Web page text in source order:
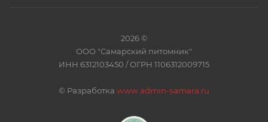
2026 ©
ООО "Самарский питомник"
ИНН 6312103450 / ОГРН 1106312009715
© Разработка www.admin-samara.ru